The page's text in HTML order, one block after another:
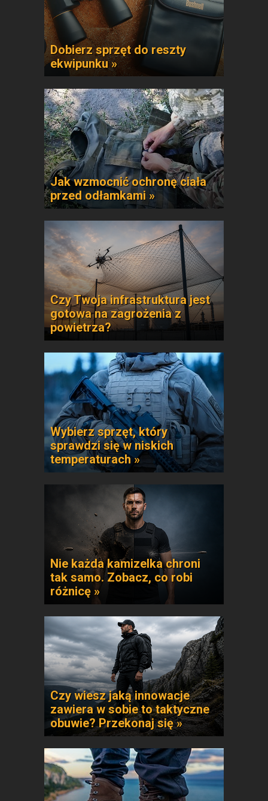
Dobierz sprzęt do reszty
ekwipunku »
Jak wzmocnić ochronę ciała
przed odłamkami »
Czy Twoja infrastruktura jest
gotowa na zagrożenia z
powietrza?
Wybierz sprzęt, który
sprawdzi się w niskich
temperaturach »
Nie każda kamizelka chroni
tak samo. Zobacz, co robi
różnicę »
Czy wiesz jaką innowacje
zawiera w sobie to taktyczne
obuwie? Przekonaj się »